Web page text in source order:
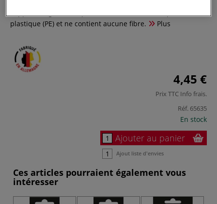
plastique (PE) et ne contient aucune fibre.
Plus
4,45 €
Prix TTC Info frais.
Réf. 65635
En stock
Ajouter au panier
Ajout liste d'envies
Ces articles pourraient également vous
intéresser